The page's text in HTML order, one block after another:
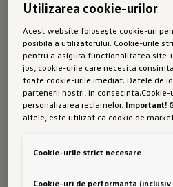
în călătorii
T-Roc
Echipat cu tehnologii
mult confort și siguranță
Aceasta include și
Utilizarea cookie-urilor
Acest website folosește cookie-uri
posibila a utilizatorului. Cookie-urile
pentru a asigura functionalitatea site-
jos, cookie-urile care necesita
toate cookie-urile imediat. Datele de
partenerii nostri, in
personalizarea reclamelor. Important!
altele, este utilizat ca cookie de
protectie a datelor decat Uniunea
date datorita legislatiei actuale. Ca
Cookie-urile strict necesare
Cookie-uri de performanta (inclusiv